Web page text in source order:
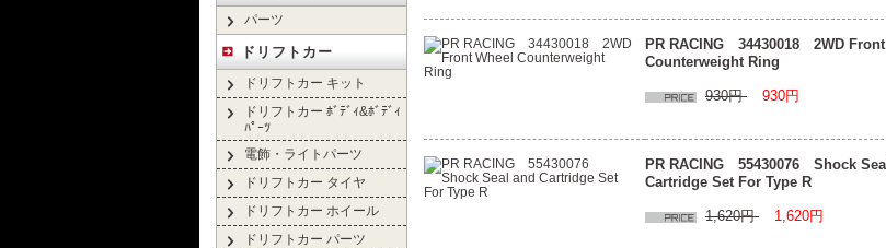
パーツ
ドリフトカー
ドリフトカー キット
ドリフトカー ﾎﾞﾃﾞｨ&ﾎﾞﾃﾞｨ
ﾊﾟｰﾂ
電飾・ライトパーツ
ドリフトカー タイヤ
ドリフトカー ホイール
ドリフトカー パーツ
PR RACING 34430018 2WD Front
Counterweight Ring
930円 930円
PR RACING 55430076 Shock
Cartridge Set For Type R
1,620円 1,620円